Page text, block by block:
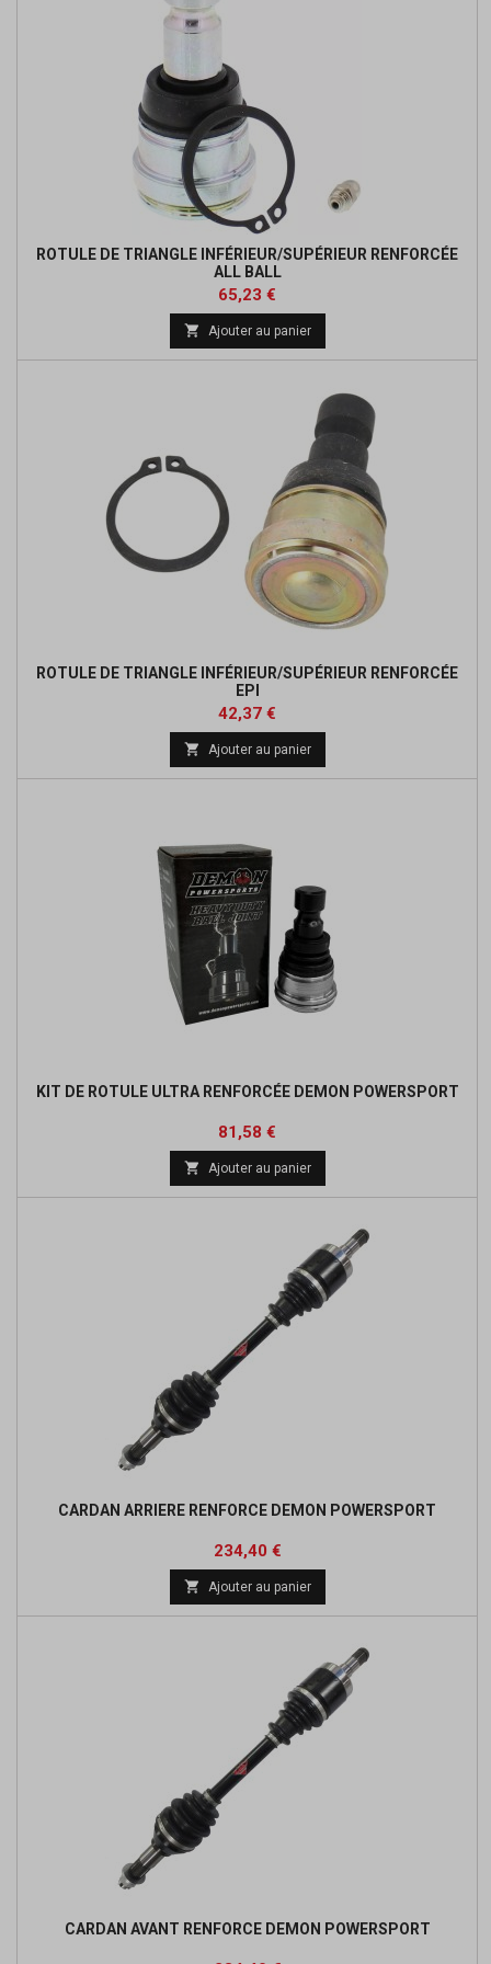
ROTULE DE TRIANGLE INFÉRIEUR/SUPÉRIEUR RENFORCÉE
ALL BALL
Prix
65,23 €
base
 Ajouter au panier
ROTULE DE TRIANGLE INFÉRIEUR/SUPÉRIEUR RENFORCÉE
EPI
Prix
42,37 €
 Ajouter au panier
KIT DE ROTULE ULTRA RENFORCÉE DEMON POWERSPORT
Prix
81,58 €
base
 Ajouter au panier
CARDAN ARRIERE RENFORCE DEMON POWERSPORT
Prix
234,40 €Prix
de
base
 Ajouter au panier
CARDAN AVANT RENFORCE DEMON POWERSPORT